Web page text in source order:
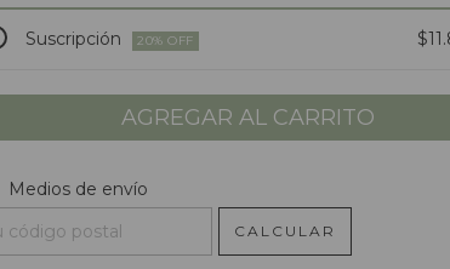
Suscripción 20% OFF
para el CP:
Medios de envío
CALCULAR